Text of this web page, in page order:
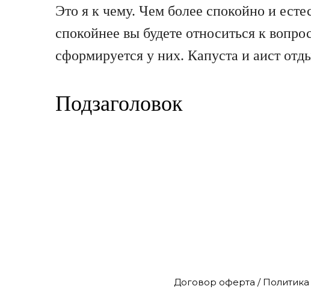
Это я к чему. Чем более спокойно и
спокойнее вы будете относиться к
сформируется у них. Капуста и аист
Подзаголовок
Договор оферта /